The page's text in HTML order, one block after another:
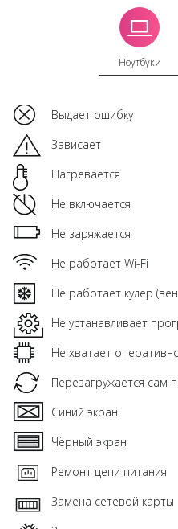
Ноутбуки
Выдает ошибку
Зависает
Нагревается
Не включается
Не заряжается
Не работает Wi-Fi
Не работает кулер
Не устанавливает
Не хватает
Перезагружается сам
Синий экран
Чёрный экран
Ремонт цепи питания
Замена сетевой карты